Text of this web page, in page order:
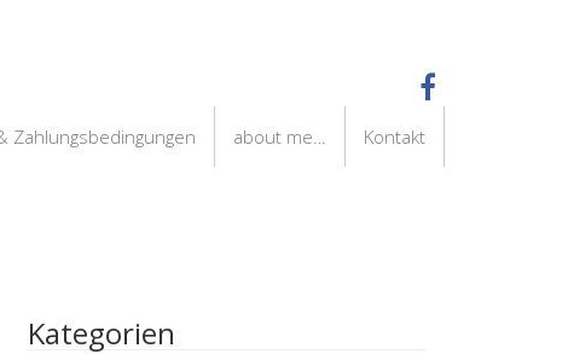
Zahlungsbedingungen about me… Kontakt
Kategorien